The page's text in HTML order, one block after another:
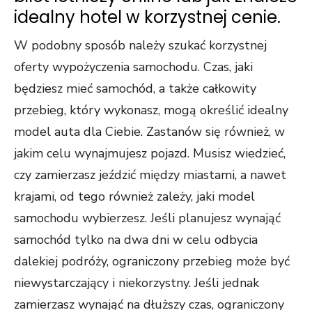
idealny hotel w korzystnej cenie.
W podobny sposób należy szukać korzystnej
oferty wypożyczenia samochodu. Czas, jaki
będziesz mieć samochód, a także całkowity
przebieg, który wykonasz, mogą określić idealny
model auta dla Ciebie. Zastanów się również, w
jakim celu wynajmujesz pojazd. Musisz wiedzieć,
czy zamierzasz jeździć między miastami, a nawet
krajami, od tego również zależy, jaki model
samochodu wybierzesz. Jeśli planujesz wynająć
samochód tylko na dwa dni w celu odbycia
dalekiej podróży, ograniczony przebieg może być
niewystarczający i niekorzystny. Jeśli jednak
zamierzasz wynająć na dłuższy czas, ograniczony